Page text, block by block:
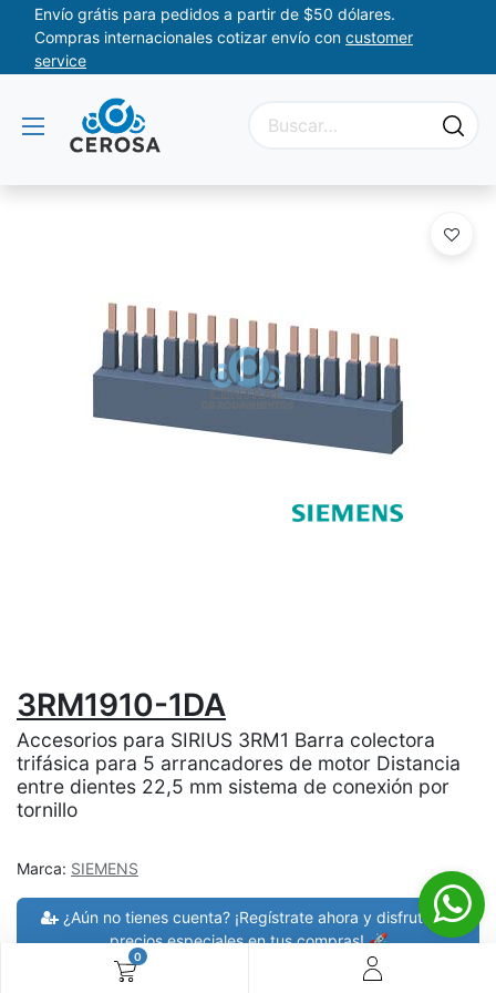
0
Envío grátis para pedidos a partir de $50 dólares.
Compras internacionales cotizar envío con customer
service
3RM1910-1DA
Accesorios para SIRIUS 3RM1 Barra colectora
trifásica para 5 arrancadores de motor Distancia
entre dientes 22,5 mm sistema de conexión por
tornillo
Marca: SIEMENS
¿Aún no tienes cuenta? ¡Regístrate ahora y disfruta de
precios especiales en tus compras! 🚀